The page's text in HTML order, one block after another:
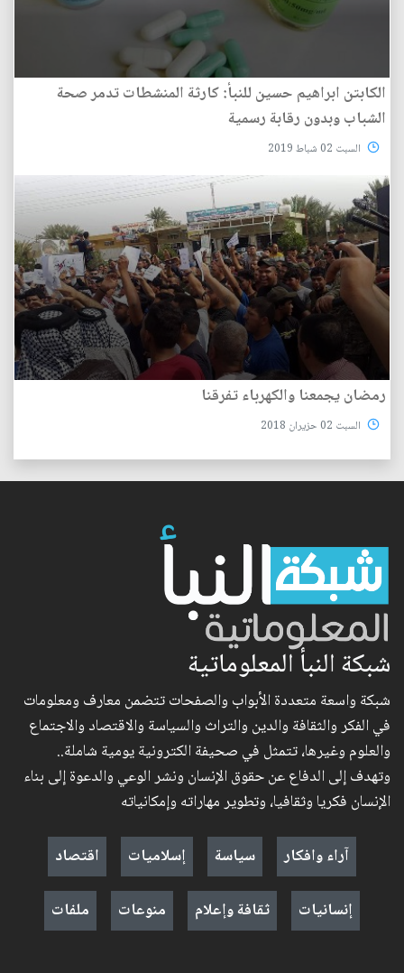
الكابتن ابراهيم حسين للنبأ: كارثة المنشطات تدمر صحة
الشباب وبدون رقابة رسمية
السبت 02 شباط 2019
رمضان يجمعنا والكهرباء تفرقنا
السبت 02 حزيران 2018
شبكة النبأ المعلوماتية
شبكة واسعة متعددة الأبواب والصفحات تتضمن معارف ومعلومات
في الفكر والثقافة والدين والتراث والسياسة والاقتصاد والاجتماع
والعلوم وغيرها، تتمثل في صحيفة الكترونية يومية شاملة..
وتهدف إلى الدفاع عن حقوق الإنسان ونشر الوعي والدعوة إلى بناء
الإنسان فكريا وثقافيا، وتطوير مهاراته وإمكانياته
آراء وافكار
سياسة إسلاميات
اقتصاد
إنسانيات
ثقافة وإعلام منوعات ملفات